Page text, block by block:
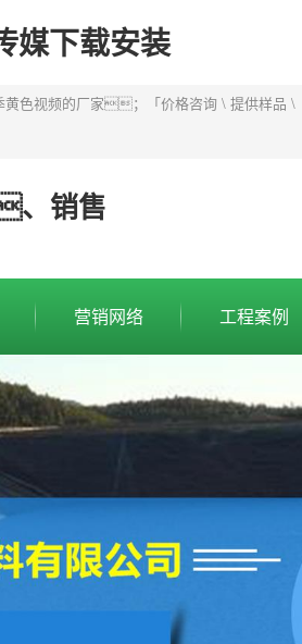
媒下载安装
色视频的厂家；「价格咨询 \ 提供样品 \
销售
营销网络 工程案例